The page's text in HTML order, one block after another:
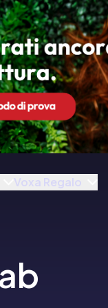
Voxa Regalo